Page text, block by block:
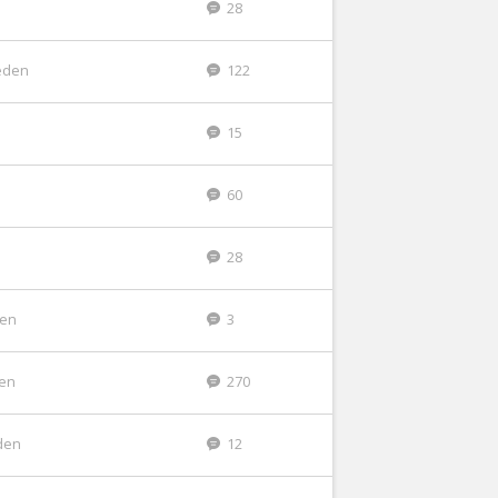
28
122
15
60
28
3
270
12